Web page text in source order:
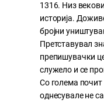
1316. Низ
историја.
бројни
Претставувал
препишувачки
служело и се
Со голема почит
однесувале не